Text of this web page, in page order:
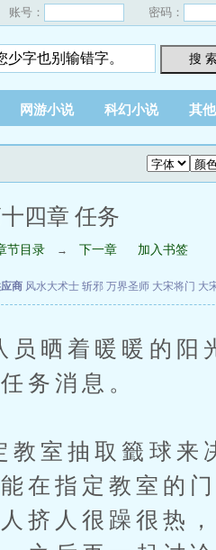
账号： 密码：
搜
网游小说 科幻小说 其
四章 任务
节目录 → 下一章 加入书签
商 风水大术士 斩邪 万界圣师 大宋将门 大
晒着暖暖的阳
务消息。
室抽取籤球来
在指定教室的
挤人很躁很热